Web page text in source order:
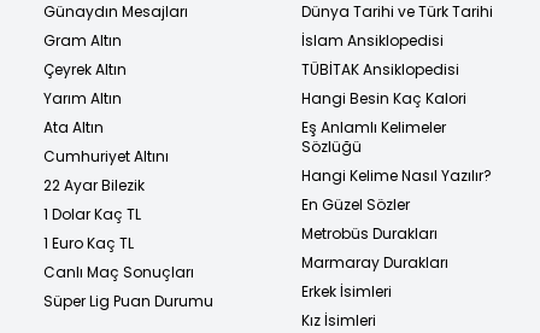
Günaydın Mesajları
Gram Altın
Çeyrek Altın
Yarım Altın
Ata Altın
Cumhuriyet Altını
22 Ayar Bilezik
1 Dolar Kaç TL
1 Euro Kaç TL
Canlı Maç Sonuçları
Süper Lig Puan Durumu
Dünya Tarihi ve Türk Tarihi
İslam Ansiklopedisi
TÜBİTAK Ansiklopedisi
Hangi Besin Kaç Kalori
Eş Anlamlı Kelimeler
Sözlüğü
Hangi Kelime Nasıl Yazılır?
En Güzel Sözler
Metrobüs Durakları
Marmaray Durakları
Erkek İsimleri
Kız İsimleri